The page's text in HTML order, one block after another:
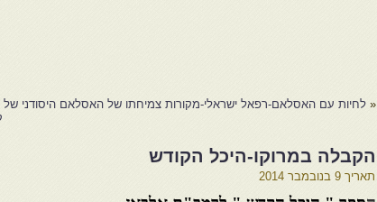
« לחיות עם האסלאם-רפאל ישראלי-מקורות צמיחתו של האסלאם היסודני של
הקבלה במרוקו-היכל הקודש
תאריך 9 בנובמבר 2014